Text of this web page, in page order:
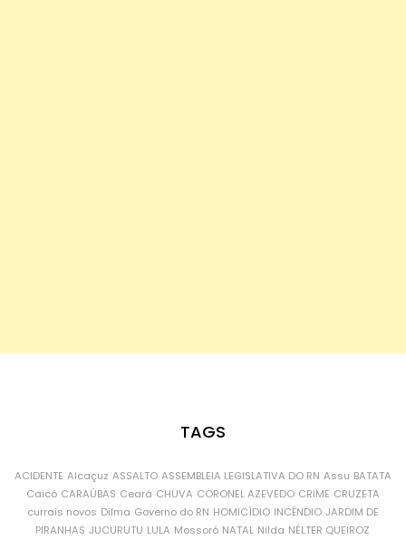
TAGS
ACIDENTE Alcaçuz ASSALTO ASSEMBLEIA LEGISLATIVA DO RN Assu BATATA
Caicó CARAÚBAS Ceará CHUVA CORONEL AZEVEDO CRIME CRUZETA
currais novos Dilma Governo do RN HOMICÍDIO INCÊNDIO JARDIM DE
PIRANHAS JUCURUTU LULA Mossoró NATAL Nilda NÉLTER QUEIROZ